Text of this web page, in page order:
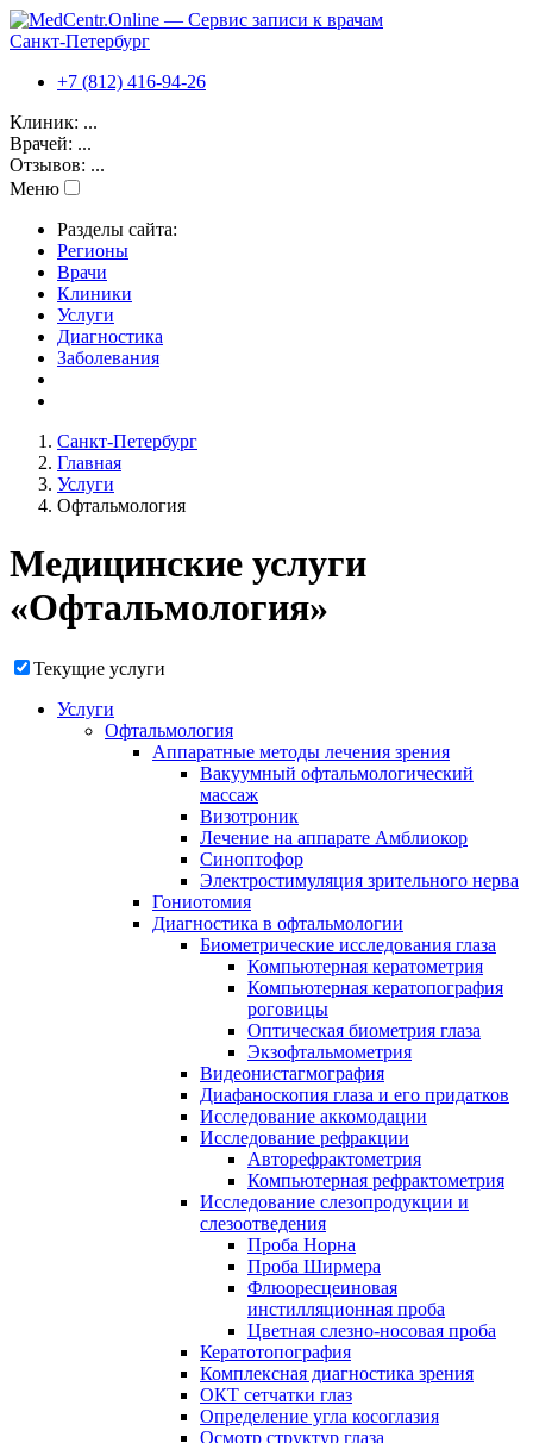
Санкт-Петербург
+7 (812) 416-94-26
Клиник: ...
Врачей: ...
Отзывов: ...
Меню
Разделы сайта:
Регионы
Врачи
Клиники
Услуги
Диагностика
Заболевания
Санкт-Петербург
Главная
Услуги
Офтальмология
Медицинские услуги
«Офтальмология»
Текущие услуги
Услуги
Офтальмология
Аппаратные методы лечения зрения
Вакуумный офтальмологический
массаж
Визотроник
Лечение на аппарате Амблиокор
Синоптофор
Электростимуляция зрительного нерва
Гониотомия
Диагностика в офтальмологии
Биометрические исследования глаза
Компьютерная кератометрия
Компьютерная кератопография
роговицы
Оптическая биометрия глаза
Экзофтальмометрия
Видеонистагмография
Диафаноскопия глаза и его придатков
Исследование аккомодации
Исследование рефракции
Авторефрактометрия
Компьютерная рефрактометрия
Исследование слезопродукции и
слезоотведения
Проба Норна
Проба Ширмера
Флюоресцеиновая
инстилляционная проба
Цветная слезно-носовая проба
Кератотопография
Комплексная диагностика зрения
ОКТ сетчатки глаз
Определение угла косоглазия
Осмотр структур глаза